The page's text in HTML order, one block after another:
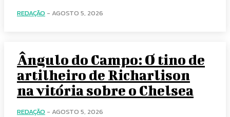
REDAÇÃO - AGOSTO 5, 2026
Ângulo do Campo: O tino de
artilheiro de Richarlison
na vitória sobre o Chelsea
REDAÇÃO - AGOSTO 5, 2026